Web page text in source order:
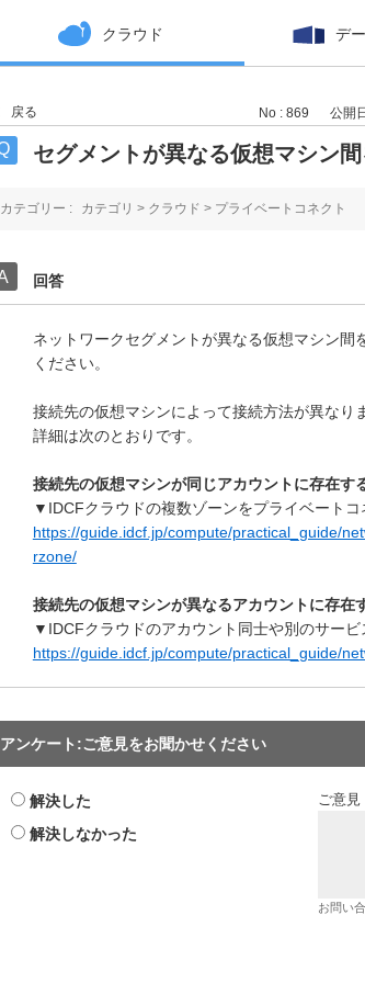
クラウド デ
戻る No : 869 公開
セグメントが異なる仮想マシン
カテゴリー : カテゴリ > クラウド > プライベートコネクト
回答
ネットワークセグメントが異なる仮想マシン
ください。
接続先の仮想マシンによって接続方法が異なり
詳細は次のとおりです。
接続先の仮想マシンが同じアカウントに存在す
▼IDCFクラウドの複数ゾーンをプライベート
https://guide.idcf.jp/compute/practical_guide/
rzone/
接続先の仮想マシンが異なるアカウントに存在
▼IDCFクラウドのアカウント同士や別のサー
https://guide.idcf.jp/compute/practical_guide/
アンケート:ご意見をお聞かせください
解決した
解決しなかった
ご意見
お問い